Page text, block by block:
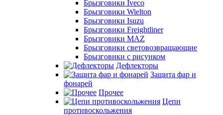
Брызговики Iveco
Брызговики Wielton
Брызговики Isuzu
Брызговики Freightliner
Брызговики MAZ
Брызговики световозвращающие
Брызговики с рисунком
Дефлекторы
Защита фар и
фонарей
Прочее
Цепи
противоскольжения